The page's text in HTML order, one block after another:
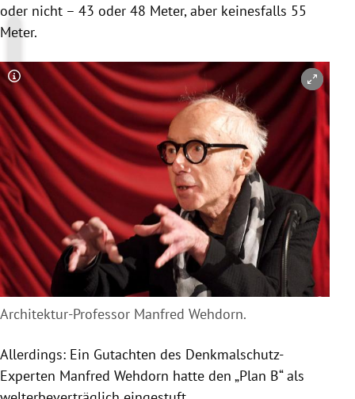
oder nicht – 43 oder 48 Meter, aber keinesfalls 55
Meter.
Copyright-Hinweis öffnen/schließen
Architektur-Professor Manfred Wehdorn.
Allerdings: Ein Gutachten des Denkmalschutz-
Experten Manfred Wehdorn hatte den „Plan B“ als